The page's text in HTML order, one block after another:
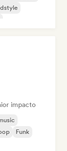
impacto
Funk